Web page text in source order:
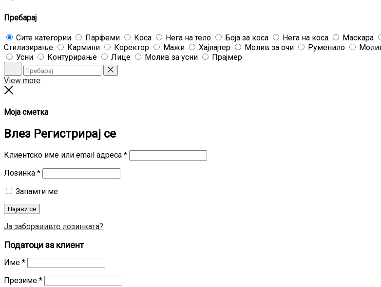
Пребарај
Сите категории Парфеми Коса Нега на тело Боја за коса Нега на коса Маскара
Стилизирање
Кармини Коректор Мажи Хајлајтер Молив за очи Руменило
Усни
Контурирање Лице Молив за усни Прајмер
Пребарај Reset
View more
Моја сметка
Влез Регистрирај се
Клиентско име или email адреса *Задолжително
Лозинка *Задолжително
Запамти ме
Најави се
Ја заборавивте лозинката?
Податоци за клиент
Име *
Презиме *